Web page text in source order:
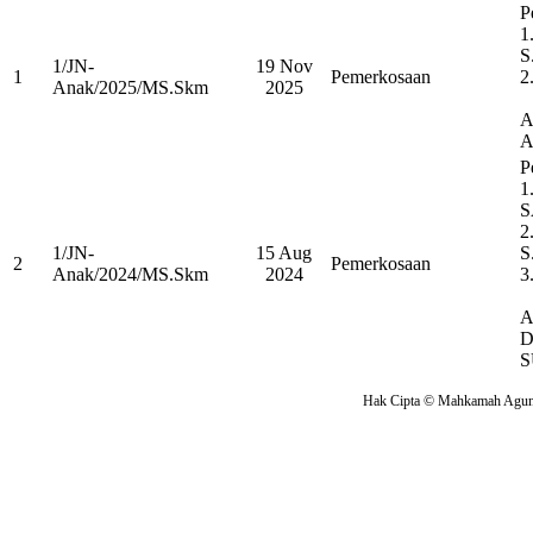
1
1/JN-
Anak/2025/MS.Skm
19 Nov
2025
Pemerkosaan
2
1/JN-
Anak/2024/MS.Skm
15 Aug
2024
Pemerkosaan
Hak Cipta © Mahkamah